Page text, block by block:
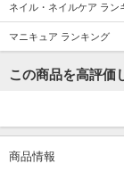
ネイル・ネイルケア ラン
マニキュア ランキング
この商品を高評価
商品情報